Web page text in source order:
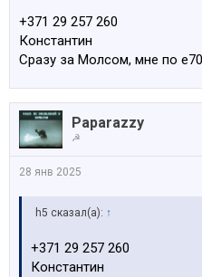
+371 29 257 260
Константин
Сразу за Молсом, мне по
Paparazzy
☭
28 янв 2025
h5 сказал(а): ↑
+371 29 257 260
Константин